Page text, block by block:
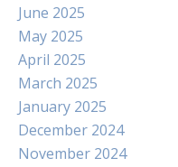
June 2025
May 2025
April 2025
March 2025
January 2025
December 2024
November 2024